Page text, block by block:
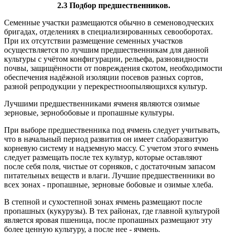
2.3 Подбор предшественников.
Семенные участки размещаются обычно в семеноводческих
бригадах, отделениях в специализированных севооборотах.
При их отсутствии размещение семенных участков
осуществляется по лучшим предшественникам для данной
культуры с учётом конфигурации, рельефа, разновидности
почвы, защищённости от повреждения скотом, необходимости
обеспечения надёжной изоляции посевов разных сортов,
разной репродукции у перекрестноопыляющихся культур.
Лучшими предшественниками ячменя являются озимые
зерновые, зернобобовые и пропашные культуры.
При выборе предшественника под ячмень следует учитывать,
что в начальный период развития он имеет слаборазвитую
корневую систему и надземную массу. С учетом этого ячмень
следует размещать после тех культур, которые оставляют
после себя поля, чистые от сорняков, с достаточным запасом
питательных веществ и влаги. Лучшие предшественники во
всех зонах - пропашные, зерновые бобовые и озимые хлеба.
В степной и сухостепной зонах ячмень размещают после
пропашных (кукурузы). В тех районах, где главной культурой
является яровая пшеница, после пропашных размещают эту
более ценную культуру, а после нее - ячмень.